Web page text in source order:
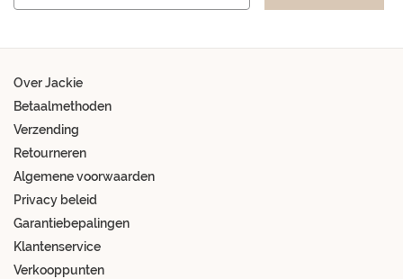
Over Jackie
Betaalmethoden
Verzending
Retourneren
Algemene voorwaarden
Privacy beleid
Garantiebepalingen
Klantenservice
Verkooppunten